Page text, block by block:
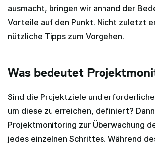
ausmacht, bringen wir anhand der
Vorteile auf den Punkt. Nicht zuletzt
nützliche Tipps zum Vorgehen.
Was bedeutet
Sind die Projektziele und
um diese zu erreichen, definiert?
Projektmonitoring zur Überwachung
jedes einzelnen Schrittes. Während